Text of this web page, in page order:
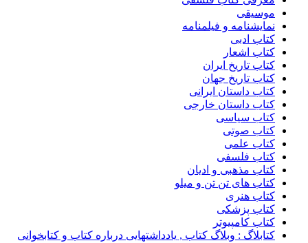
موسیقی
نمایشنامه و فیلمنامه
کتاب ادبی
کتاب اشعار
کتاب تاریخ ایران
کتاب تاریخ جهان
کتاب داستان ایرانی
کتاب داستان خارجی
کتاب سیاسی
کتاب صوتی
کتاب علمی
کتاب فلسفی
کتاب مذهبی و ادیان
کتاب های تن تن و میلو
کتاب هنری
کتاب پزشکی
کتاب کامپیوتر
کتابلاگ : وبلاگ کتاب , یادداشتهایی درباره کتاب و کتابخوانی